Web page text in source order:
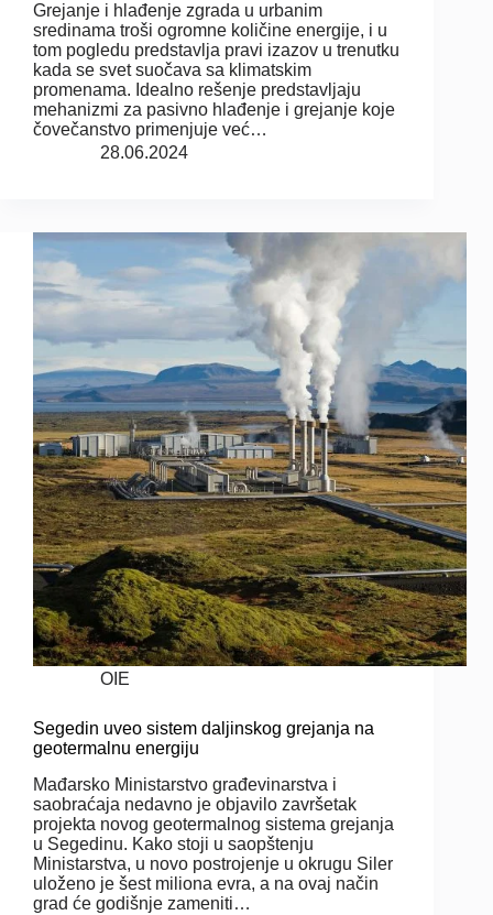
Grejanje i hlađenje zgrada u urbanim
sredinama troši ogromne količine energije, i u
tom pogledu predstavlja pravi izazov u trenutku
kada se svet suočava sa klimatskim
promenama. Idealno rešenje predstavljaju
mehanizmi za pasivno hlađenje i grejanje koje
čovečanstvo primenjuje već…
28.06.2024
OIE
Segedin uveo sistem daljinskog grejanja na
geotermalnu energiju
Mađarsko Ministarstvo građevinarstva i
saobraćaja nedavno je objavilo završetak
projekta novog geotermalnog sistema grejanja
u Segedinu. Kako stoji u saopštenju
Ministarstva, u novo postrojenje u okrugu Siler
uloženo je šest miliona evra, a na ovaj način
grad će godišnje zameniti…